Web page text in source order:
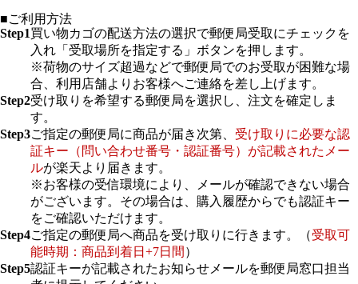
■ご利用方法
Step1買い物カゴの配送方法の選択で郵便局受取にチェックを
入れ「受取場所を指定する」ボタンを押します。
※荷物のサイズ超過などで郵便局でのお受取が困難な場
合、利用店舗よりお客様へご連絡を差し上げます。
Step2受け取りを希望する郵便局を選択し、注文を確定しま
す。
Step3ご指定の郵便局に商品が届き次第、 受け取りに必要な認
証キー（問い合わせ番号・認証番号）が記載されたメー
ルが楽天より届きます。
※お客様の受信環境により、メールが確認できない場合
がございます。その場合は、購入履歴からでも認証キー
をご確認いただけます。
Step4ご指定の郵便局へ商品を受け取りに行きます。（受取可
能時期：商品到着日+7日間 ）
Step5認証キーが記載されたお知らせメールを郵便局窓口担当